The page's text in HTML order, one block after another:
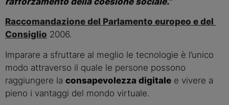
Raccomandazione del Parlamento europeo e del
Consiglio 2006.
Imparare a sfruttare al meglio le tecnologie è l’unico
modo attraverso il quale le persone possono
raggiungere la consapevolezza digitale e vivere a
pieno i vantaggi del mondo virtuale.